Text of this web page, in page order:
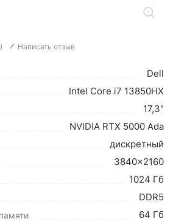
Написать отзыв
Dell
Intel Core i7 13850HX
17,3"
NVIDIA RTX 5000 Ada
дискретный
3840x2160
1024 Гб
DDR5
64 Гб